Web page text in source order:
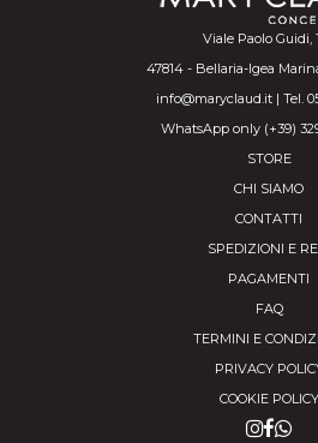
Viale Paolo Guidi,
47814 - Bellaria-Igea
info@maryclaud.it | Tel.
WhatsApp only (+39)
STORE
CHI SIAMO
CONTATTI
SPEDIZIONI E
PAGAMENTI
FAQ
TERMINI E
PRIVACY
COOKIE POLICY